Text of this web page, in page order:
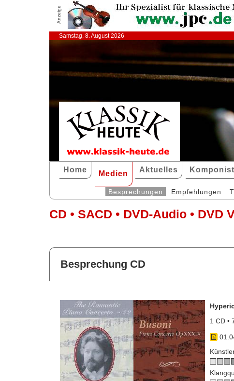
Anzeige
Samstag, 8. August 2026
Home Medien Aktuelles
Besprechungen Empfehlungen
CD • SACD • DVD-Audio • DVD
Besprechung CD
1 CD •